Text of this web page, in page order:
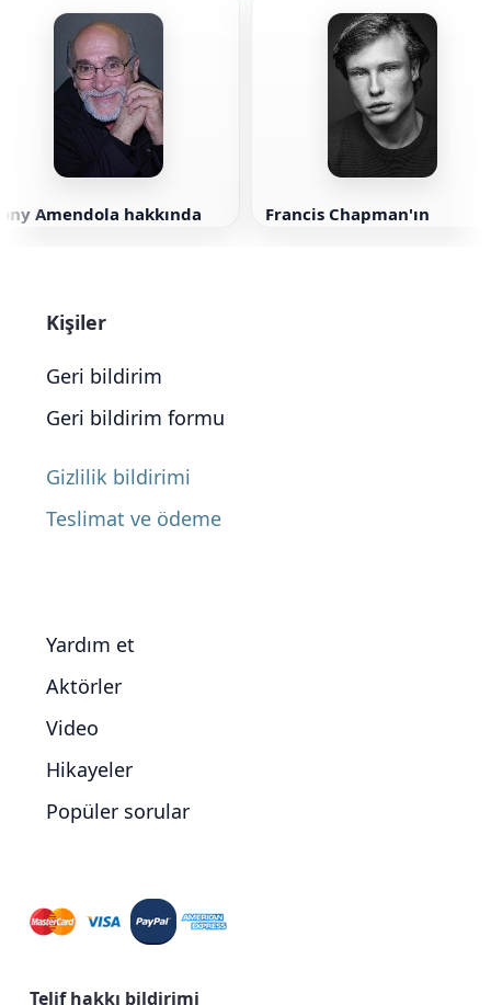
Amendola hakkında Francis Chapman'ın
Kişiler
Geri bildirim
Geri bildirim formu
Gizlilik bildirimi
Teslimat ve ödeme
Yardım et
Aktörler
Video
Hikayeler
Popüler sorular
Telif hakkı bildirimi